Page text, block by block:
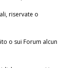
riservate o
o sui Forum alcun